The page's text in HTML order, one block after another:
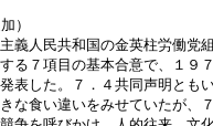
）
人民共和国の金英柱労働党
る７項目の基本合意で、１９
表した。７．４共同声明とも
食い違いをみせていたが、